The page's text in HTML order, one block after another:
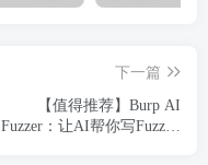
下一篇
【值得推荐】Burp AI
Fuzzer：让AI帮你写Fuzz字